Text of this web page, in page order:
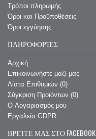
Τρόποι πληρωμής
Όροι και Προϋποθέσεις
Όροι εγγύησης
ΠΛΗΡΟΦΟΡΊΕΣ
Αρχική
Επικοινωνήστε μαζί μας
Λίστα Επιθυμιών (0)
Σύγκριση Προϊόντων (0)
O Λογαριασμός μου
Εργαλεία GDPR
ΒΡΕΊΤΕ ΜΑΣ ΣΤΟ FACEBOOK